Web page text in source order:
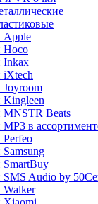
Beats
в
Audio by